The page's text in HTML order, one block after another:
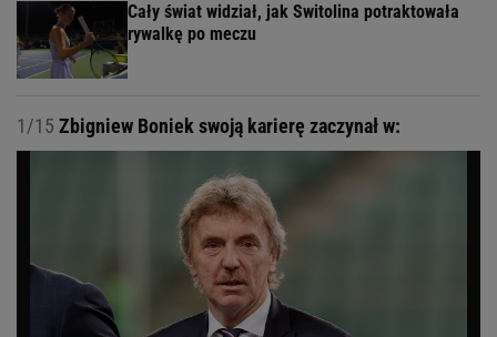
Cały świat widział, jak Switolina potraktowała
rywalkę po meczu
1/15 Zbigniew Boniek swoją karierę zaczynał w: